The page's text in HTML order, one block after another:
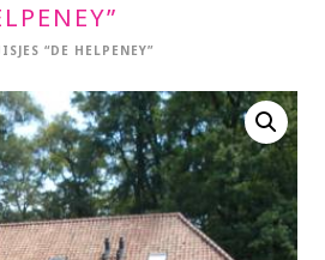
“DE HELPENEY”